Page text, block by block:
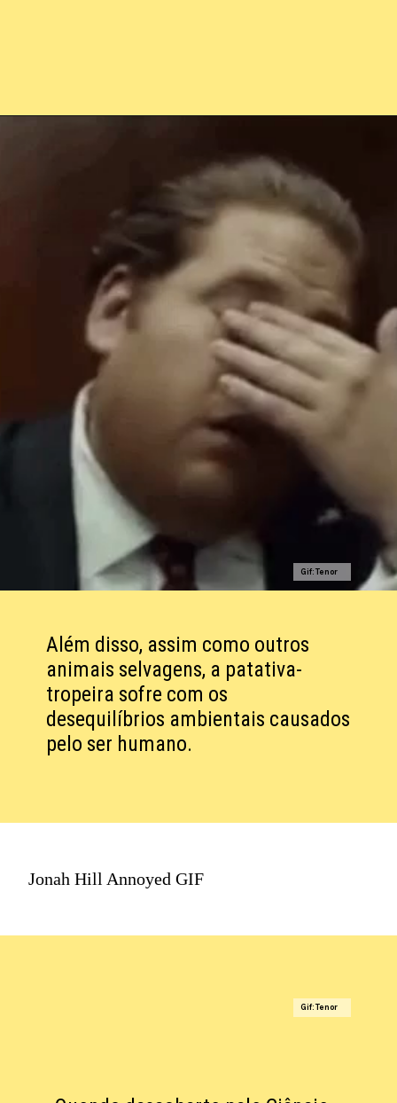
Além disso, assim como outros
animais selvagens, a patativa-
tropeira sofre com os
desequilíbrios ambientais causados
pelo ser humano.
Gif: Tenor
Jonah Hill Annoyed GIF
Gif: Tenor